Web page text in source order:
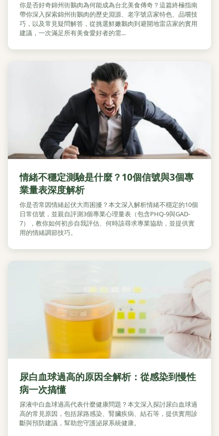
你是否好奇錦州街鵝肉為何能成為台北美食傳奇？這篇終極指南
帶你深入探索錦州街鵝肉的歷史淵源、老字號店家特色、品嚐技
巧，以及常見疑問解答，從挑選鮮嫩鵝肉到避開地雷店家的實用
建議，一次滿足所有美食愛好者的需...
情緒不穩定測驗是什麼？10個信號與3個專
業量表深度解析
你是否常因情緒起伏大而困擾？本文深入解析情緒不穩定的10個
日常信號，並親自評測3個專業心理量表（包含PHQ-9與GAD-
7），教你如何初步自我評估、何時該尋求專業協助，並提供實
用的情緒調節技巧。
尿白血球過高的原因全解析：從感染到慢性
病一次搞懂
尿液中白血球過高代表什麼健康問題？本文深入探討尿白血球過
高的常見原因，包括尿路感染、腎臟疾病、結石等，提供實用診
斷與預防建議，幫助您守護泌尿系統健康。